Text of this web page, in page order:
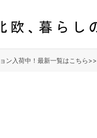
ン入荷中！最新一覧はこちら>>